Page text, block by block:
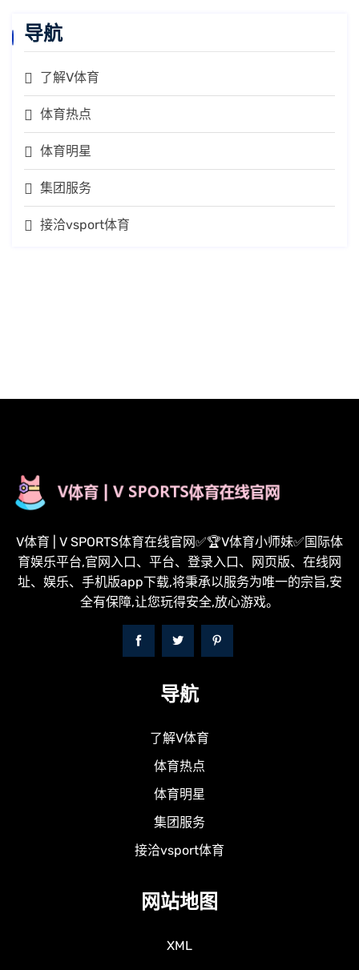
导航
了解V体育
体育热点
体育明星
集团服务
接洽vsport体育
V体育 | V SPORTS体育在线官网✅🏆V体育小师妹✅国际体
育娱乐平台,官网入口、平台、登录入口、网页版、在线网
址、娱乐、手机版app下载,将秉承以服务为唯一的宗旨,安
全有保障,让您玩得安全,放心游戏。
导航
了解V体育
体育热点
体育明星
集团服务
接洽vsport体育
网站地图
XML